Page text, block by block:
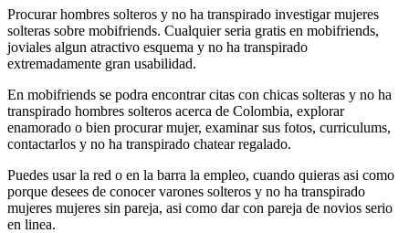
Procurar hombres solteros y no ha transpirado investigar mujeres
solteras sobre mobifriends. Cualquier seri­a gratis en mobifriends,
joviales algun atractivo esquema y no ha transpirado
extremadamente gran usabilidad.
En mobifriends se podra encontrar citas con chicas solteras y no ha
transpirado hombres solteros acerca de Colombia, explorar
enamorado o bien procurar mujer, examinar sus fotos, curriculums,
contactarlos y no ha transpirado chatear regalado.
Puedes usar la red o en la barra la empleo, cuando quieras asi­ como
porque desees de conocer varones solteros y no ha transpirado
mujeres mujeres sin pareja, asi­ como dar con pareja de novios serio
en li­nea.